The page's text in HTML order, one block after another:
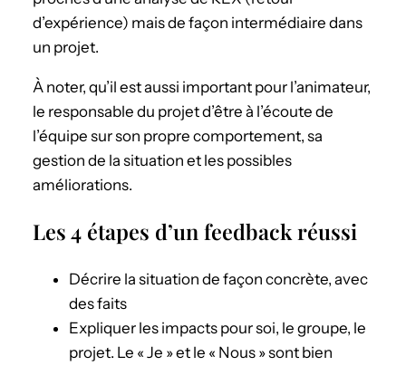
d’expérience) mais de façon intermédiaire dans
un projet.
À noter, qu’il est aussi important pour l’animateur,
le responsable du projet d’être à l’écoute de
l’équipe sur son propre comportement, sa
gestion de la situation et les possibles
améliorations.
Les 4 étapes d’un feedback réussi
Décrire la situation de façon concrète, avec
des faits
Expliquer les impacts pour soi, le groupe, le
projet. Le « Je » et le « Nous » sont bien